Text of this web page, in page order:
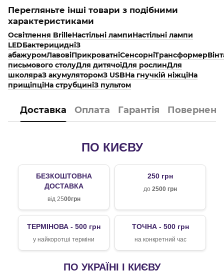
Перегляньте інші товари з подібними
характеристиками
Освітлення BrilleНастільні лампиНаcтільні лампи
LEDБактерицидніЗ
абажуромЛавовіПрикроватніСенсорніТрансформер
письмового столуДля дитячоїДля рослинДля
школяраЗ акумуляторомЗ USBНа гнучкій ніжціНа
прищіпціНа струбциніЗ пультом
Доставка Оплата Гарантія
ПО КИЄВУ
БЕЗКОШТОВНА
ДОСТАВКА
від 2500грн
250 грн
до 2500 грн
ТЕРМІНОВА - 500 грн
у найкоротші терміни
ТОЧНА - 500 грн
на конкретний час
ПО УКРАЇНІ І КИЄВУ